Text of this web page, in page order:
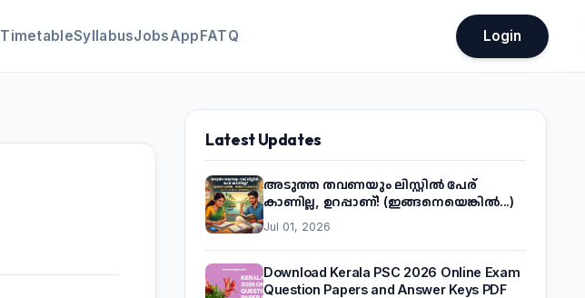
TimetableSyllabusJobsAppFATQ Login
Latest Updates
അടുത്ത തവണയും ലിസ്റ്റിൽ പേര്
കാണില്ല, ഉറപ്പാണ്! (ഇങ്ങനെയെങ്കിൽ...)
Jul 01, 2026
Download Kerala PSC 2026 Online Exam
Question Papers and Answer Keys PDF